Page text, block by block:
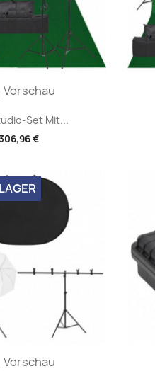
Set Mit...
€
Vorschau
Vorschau